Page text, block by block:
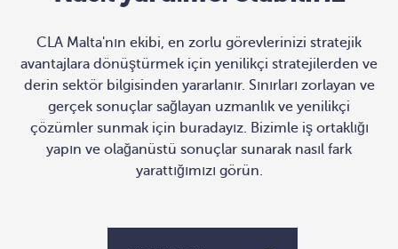
CLA Malta'nın ekibi, en zorlu görevlerinizi stratejik
avantajlara dönüştürmek için yenilikçi stratejilerden ve
derin sektör bilgisinden yararlanır. Sınırları zorlayan ve
gerçek sonuçlar sağlayan uzmanlık ve yenilikçi
çözümler sunmak için buradayız. Bizimle iş ortaklığı
yapın ve olağanüstü sonuçlar sunarak nasıl fark
yarattığımızı görün.